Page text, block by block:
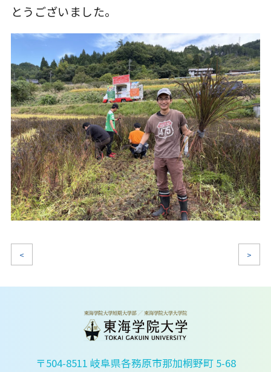
とうございました。
< >
〒504-8511 岐阜県各務原市那加桐野町 5-68